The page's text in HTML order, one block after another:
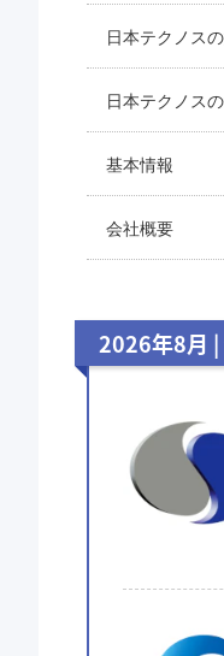
日本テクノス
日本テクノス
基本情報
会社概要
2026年8月 |